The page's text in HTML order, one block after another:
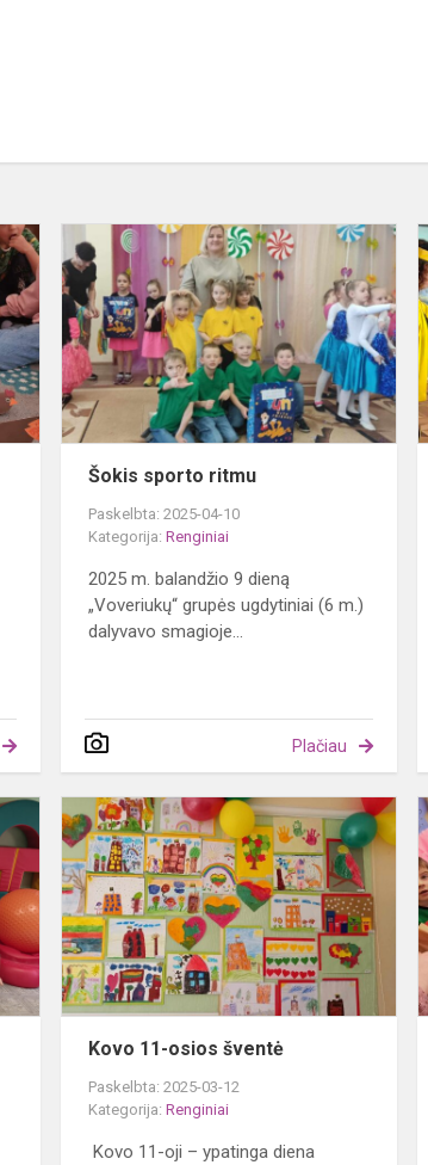
Žaliasis
raštingumas
žingsnis
į
tvarų
pasaulį
kartu
Šokis sporto ritmu
Paskelbta: 2025-04-10
Kategorija:Renginiai
2025 m. balandžio 9 dieną
„Voveriukų“ grupės ugdytiniai (6 m.)
dalyvavo smagioje...
Plačiau
Trikrepšio
festivalis
11-
Kovo 11-osios šventė
Paskelbta: 2025-03-12
Kategorija:Renginiai
Kovo 11-oji – ypatinga diena